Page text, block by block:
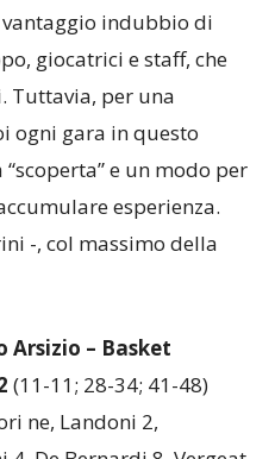
indubbio di
giocatrici e staff, che
Tuttavia, per una
ogni gara in questo
e un modo per
esperienza.
-, col massimo della
Arsizio – Basket
(11-11; 28-34; 41-48)
ne, Landoni 2,